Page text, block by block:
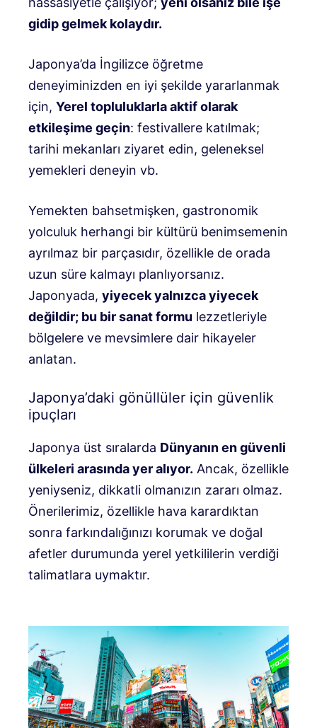
gidip gelmek kolaydır.
Japonya’da İngilizce öğretme
deneyiminizden en iyi şekilde yararlanmak
için, Yerel topluluklarla aktif olarak
etkileşime geçin: festivallere katılmak;
tarihi mekanları ziyaret edin, geleneksel
yemekleri deneyin vb.
Yemekten bahsetmişken, gastronomik
yolculuk herhangi bir kültürü benimsemenin
ayrılmaz bir parçasıdır, özellikle de orada
uzun süre kalmayı planlıyorsanız.
Japonyada, yiyecek yalnızca yiyecek
değildir; bu bir sanat formu lezzetleriyle
bölgelere ve mevsimlere dair hikayeler
anlatan.
Japonya’daki gönüllüler için güvenlik
ipuçları
Japonya üst sıralarda Dünyanın en güvenli
ülkeleri arasında yer alıyor. Ancak, özellikle
yeniyseniz, dikkatli olmanızın zararı olmaz.
Önerilerimiz, özellikle hava karardıktan
sonra farkındalığınızı korumak ve doğal
afetler durumunda yerel yetkililerin verdiği
talimatlara uymaktır.